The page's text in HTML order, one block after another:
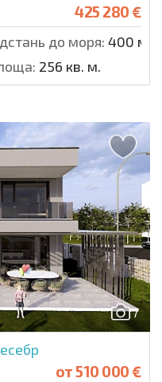
425 280 €
до моря: 400 м.
256 кв. м.
7
от510 000 €